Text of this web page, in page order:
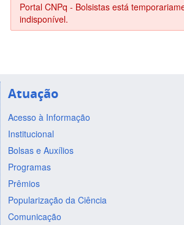
Portal CNPq - Bolsistas está
indisponível.
Atuação
Acesso à Informação
Institucional
Bolsas e Auxílios
Programas
Prêmios
Popularização da Ciência
Comunicação